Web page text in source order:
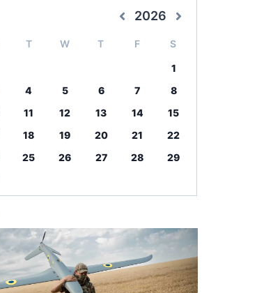
2026
T W T F S
1
4 5 6 7
8
11 12 13 14
15
18 19 20 21
22
25 26 27 28
29